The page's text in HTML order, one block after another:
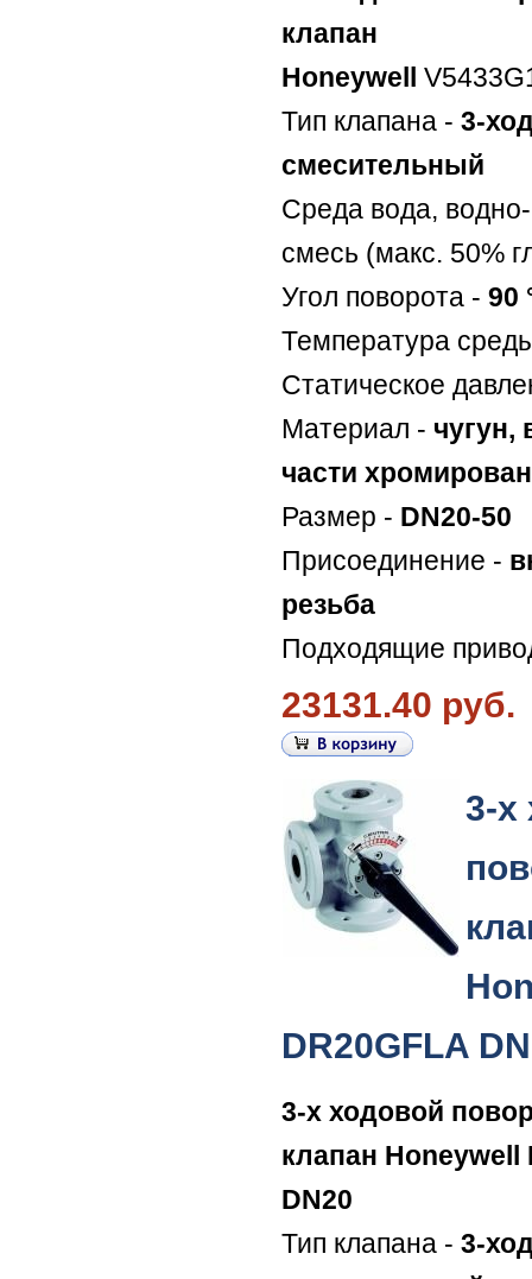
клапан
Honeywell
Тип клапана - 3-
смесительный
Среда вода,
смесь (макс. 50%
Угол поворота - 90
Температура
Статическое
Материал - чугун,
части
Размер - DN20-50
Присоединение -
резьба
Подходящие
23131.40 руб.
3-х
DR20GFLA
3-х ходовой
клапан Honeywell
DN20
Тип клапана - 3-